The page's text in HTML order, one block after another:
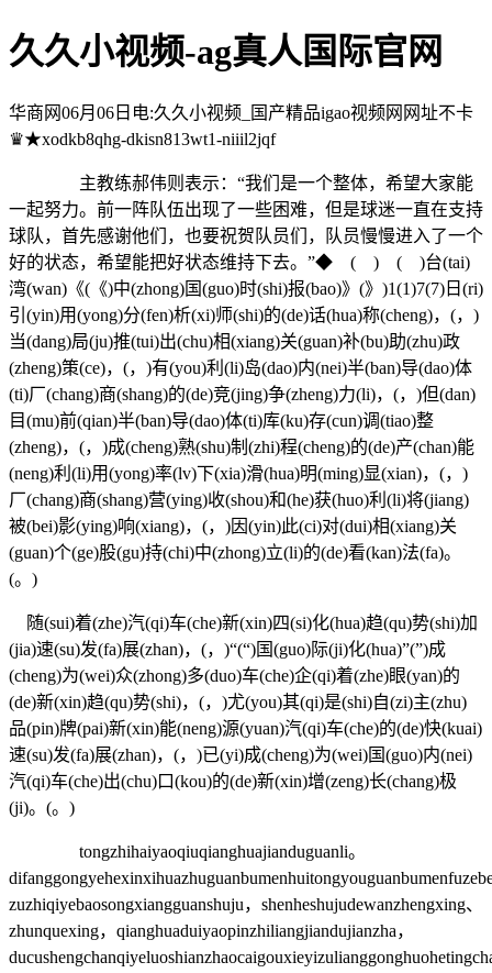
久久小视频-ag真人国际官网
华商网06月06日电:久久小视频_国产精品igao视频网网址不卡
♛★xodkb8qhg-dkisn813wt1-niiil2jqf
主教练郝伟则表示：“我们是一个整体，希望大家能
一起努力。前一阵队伍出现了一些困难，但是球迷一直在支持
球队，首先感谢他们，也要祝贺队员们，队员慢慢进入了一个
好的状态，希望能把好状态维持下去。”◆ ( ) ( )台(tai)
湾(wan)《(《)中(zhong)国(guo)时(shi)报(bao)》(》)1(1)7(7)日(ri)
引(yin)用(yong)分(fen)析(xi)师(shi)的(de)话(hua)称(cheng)，(，)
当(dang)局(ju)推(tui)出(chu)相(xiang)关(guan)补(bu)助(zhu)政
(zheng)策(ce)，(，)有(you)利(li)岛(dao)内(nei)半(ban)导(dao)体
(ti)厂(chang)商(shang)的(de)竞(jing)争(zheng)力(li)，(，)但(dan)
目(mu)前(qian)半(ban)导(dao)体(ti)库(ku)存(cun)调(tiao)整
(zheng)，(，)成(cheng)熟(shu)制(zhi)程(cheng)的(de)产(chan)能
(neng)利(li)用(yong)率(lv)下(xia)滑(hua)明(ming)显(xian)，(，)
厂(chang)商(shang)营(ying)收(shou)和(he)获(huo)利(li)将(jiang)
被(bei)影(ying)响(xiang)，(，)因(yin)此(ci)对(dui)相(xiang)关
(guan)个(ge)股(gu)持(chi)中(zhong)立(li)的(de)看(kan)法(fa)。
(。)
随(sui)着(zhe)汽(qi)车(che)新(xin)四(si)化(hua)趋(qu)势(shi)加
(jia)速(su)发(fa)展(zhan)，(，)“(“)国(guo)际(ji)化(hua)”(”)成
(cheng)为(wei)众(zhong)多(duo)车(che)企(qi)着(zhe)眼(yan)的
(de)新(xin)趋(qu)势(shi)，(，)尤(you)其(qi)是(shi)自(zi)主(zhu)
品(pin)牌(pai)新(xin)能(neng)源(yuan)汽(qi)车(che)的(de)快(kuai)
速(su)发(fa)展(zhan)，(，)已(yi)成(cheng)为(wei)国(guo)内(nei)
汽(qi)车(che)出(chu)口(kou)的(de)新(xin)增(zeng)长(chang)极
(ji)。(。)
tongzhihaiyaoqiuqianghuajianduguanli。
zuzhiqiyebaosongxiangguanshuju，shenheshujudewanzhengxing、
zhunquexing，qianghuaduiyaopinzhiliangjiandujianzha，